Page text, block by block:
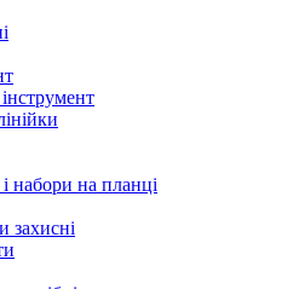
набори на планці
захисні